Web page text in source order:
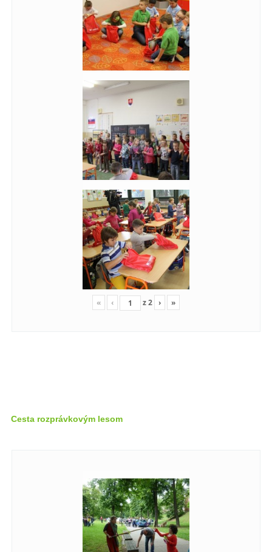
« ‹ z2 › »
Cesta rozprávkovým lesom